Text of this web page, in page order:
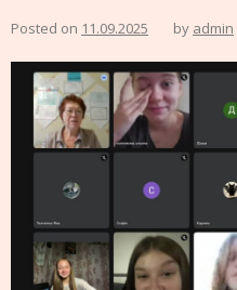
Posted on 11.09.2025 by admin